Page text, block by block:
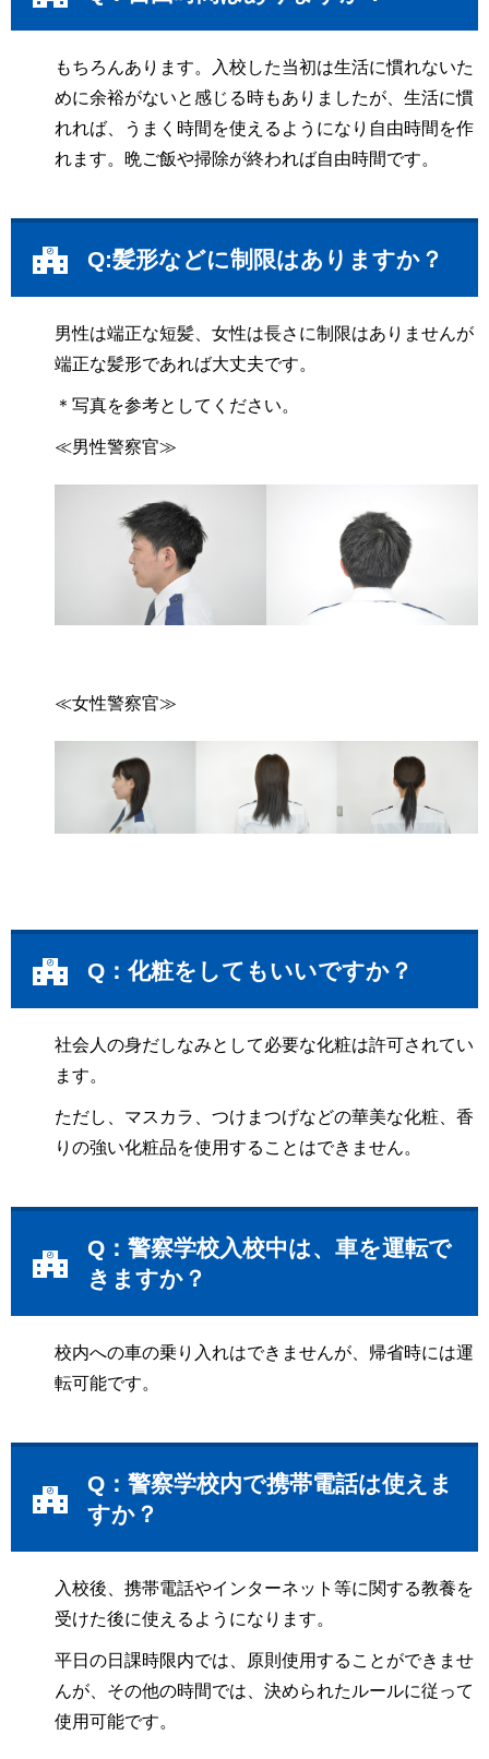
もちろんあります。入校した当初は生活に慣れないた
めに余裕がないと感じる時もありましたが、生活に慣
れれば、うまく時間を使えるようになり自由時間を作
れます。晩ご飯や掃除が終われば自由時間です。
Q:髪形などに制限はありますか？
男性は端正な短髪、女性は長さに制限はありませんが
端正な髪形であれば大丈夫です。
＊写真を参考としてください。
≪男性警察官≫
≪女性警察官≫
Q：化粧をしてもいいですか？
社会人の身だしなみとして必要な化粧は許可されてい
ます。
ただし、マスカラ、つけまつげなどの華美な化粧、香
りの強い化粧品を使用することはできません。
Q：警察学校入校中は、車を運転で
きますか？
校内への車の乗り入れはできませんが、帰省時には運
転可能です。
Q：警察学校内で携帯電話は使えま
すか？
入校後、携帯電話やインターネット等に関する教養を
受けた後に使えるようになります。
平日の日課時限内では、原則使用することができませ
んが、その他の時間では、決められたルールに従って
使用可能です。